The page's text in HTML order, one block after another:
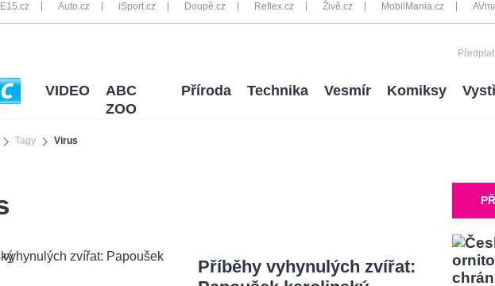
E15.cz Auto.cz iSport.cz Doupě.cz Reflex.cz Živě.cz MobilMania.cz
Tagy Virus
VIDEO
ABC
ZOO
Příroda Technika Vesmír Komiksy
Příběhy vyhynulých zvířat: